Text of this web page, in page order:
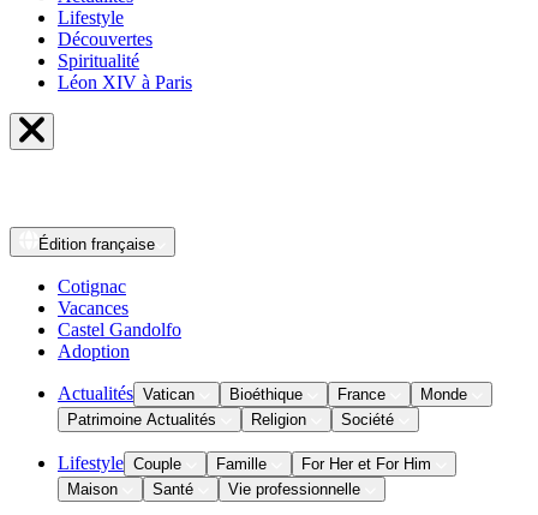
Lifestyle
Découvertes
Spiritualité
Léon XIV à Paris
Édition française
Cotignac
Vacances
Castel Gandolfo
Adoption
Actualités Vatican Bioéthique France
Monde
Patrimoine Actualités
Religion Société
Lifestyle Couple Famille
For Her et For Him
Maison
Santé Vie professionnelle